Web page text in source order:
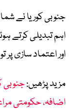
جنوبی کوریا نے
اہم تبدیلی کرتے
اور اعتماد سازی پر
مزید پڑھیں:جنوبی
اضافہ، حکومتی